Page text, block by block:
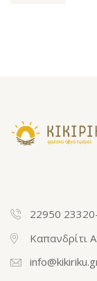
22950
Καπανδρίτι